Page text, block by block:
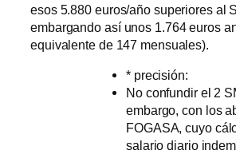
esos 5.880 euros/año superiores al
embargando así unos 1.764 euros
equivalente de 147 mensuales).
* precisión:
No confundir el 2
embargo, con los
FOGASA, cuyo
salario diario